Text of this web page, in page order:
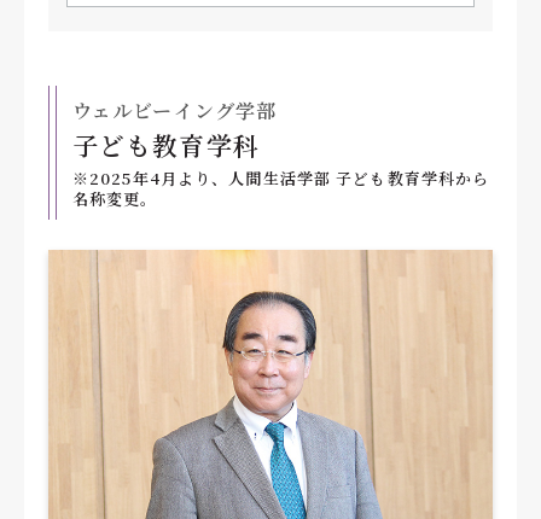
ウェルビーイング学部
子ども教育学科
※2025年4月より、人間生活学部 子ども教育学科から
名称変更。